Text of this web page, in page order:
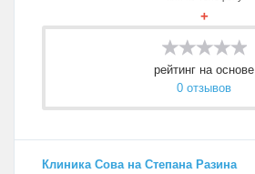
+
рейтинг на основе
0 отзывов
Клиника Сова на Степана Разина